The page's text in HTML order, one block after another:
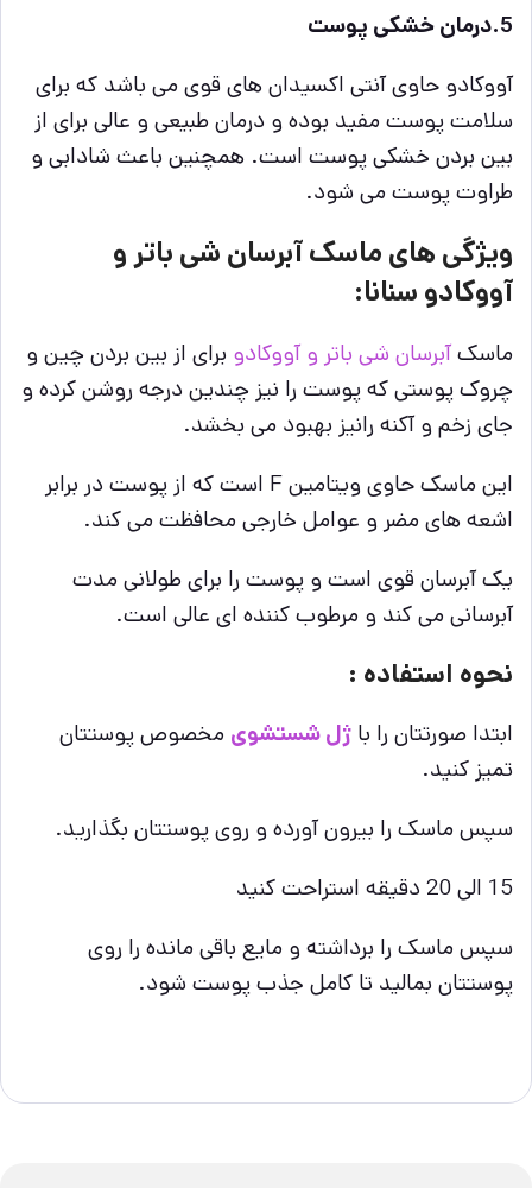
5.درمان خشکی پوست
آووکادو حاوی آنتی اکسیدان های قوی می باشد که برای
سلامت پوست مفید بوده و درمان طبیعی و عالی برای از
بین بردن خشکی پوست است. همچنین باعث شادابی و
طراوت پوست می شود.
ویژگی های ماسک آبرسان شی باتر و
آووکادو سنانا:
ماسکآبرسان شی باتر و آووکادو برای از بین بردن چین و
چروک پوستی که پوست را نیز چندین درجه روشن کرده و
جای زخم و آکنه رانیز بهبود می بخشد.
این ماسک حاوی ویتامین F است که از پوست در برابر
اشعه های مضر و عوامل خارجی محافظت می کند.
یک آبرسان قوی است و پوست را برای طولانی مدت
آبرسانی می کند و مرطوب کننده ای عالی است.
نحوه استفاده :
ابتدا صورتتان را با ژل شستشوی مخصوص پوستتان
تمیز کنید.
سپس ماسک را بیرون آورده و روی پوستتان بگذارید.
15 الی 20 دقیقه استراحت کنید
سپس ماسک را برداشته و مایع باقی مانده را روی
پوستتان بمالید تا کامل جذب پوست شود.